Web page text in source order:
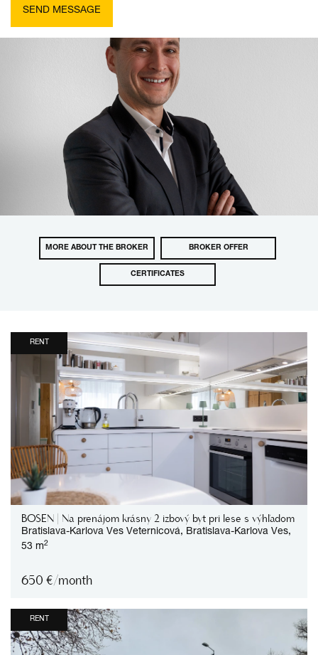
MORE ABOUT THE BROKER BROKER OFFER
CERTIFICATES
RENT
BOSEN | Na prenájom krásny 2 izbový byt pri lese s výhľadom
Bratislava-Karlova Ves Veternicová, Bratislava-Karlova Ves,
53 m2
650 €/month
RENT